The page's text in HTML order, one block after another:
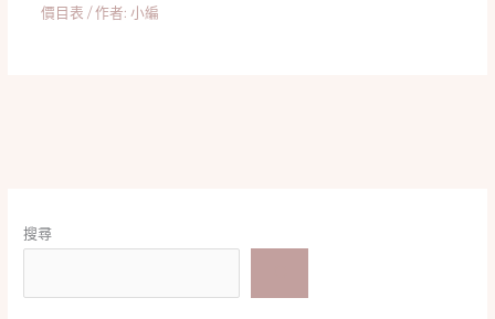
價目表 / 作者: 小編
搜尋